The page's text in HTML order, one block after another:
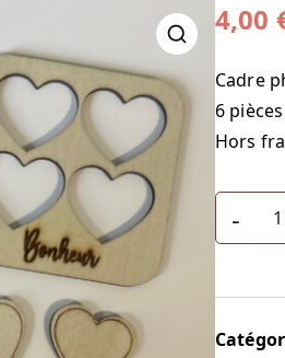
🔍
4,00
Cadre
6
Hors
-
quantité
de
photo